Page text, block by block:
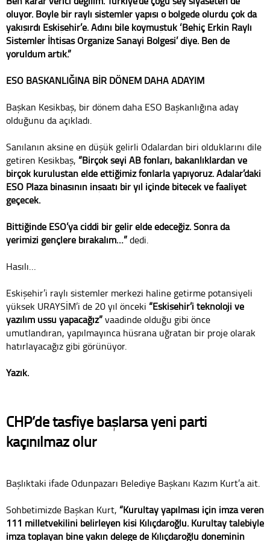
oluyor. Böyle bir raylı sistemler yapısı o bölgede olurdu çok da
yakışırdı Eskişehir’e. Adını bile koymuştuk ‘Behiç Erkin Raylı
Sistemler İhtisas Organize Sanayi Bölgesi’ diye. Ben de
yoruldum artık.”
ESO BAŞKANLIĞINA BİR DÖNEM DAHA ADAYIM
Başkan Kesikbaş, bir dönem daha ESO Başkanlığına aday
olduğunu da açıkladı.
Sanılanın aksine en düşük gelirli Odalardan biri olduklarını dile
getiren Kesikbaş, “Birçok şeyi AB fonları, bakanlıklardan ve
birçok kuruluştan elde ettiğimiz fonlarla yapıyoruz. Adalar’daki
ESO Plaza binasının inşaatı bir yıl içinde bitecek ve faaliyet
geçecek.
Bittiğinde ESO’ya ciddi bir gelir elde edeceğiz. Sonra da
yerimizi gençlere bırakalım…”dedi.
Hasılı…
Eskişehir’i raylı sistemler merkezi haline getirme potansiyeli
yüksek URAYSİM’i de 20 yıl önceki “Eskişehir’i teknoloji ve
yazılım üssü yapacağız”vaadinde olduğu gibi önce
umutlandıran, yapılmayınca hüsrana uğratan bir proje olarak
hatırlayacağız gibi görünüyor.
Yazık.
CHP’de tasfiye başlarsa yeni parti
kaçınılmaz olur
Başlıktaki ifade Odunpazarı Belediye Başkanı Kazım Kurt’a ait.
Sohbetimizde Başkan Kurt, “Kurultay yapılması için imza veren
111 milletvekilini belirleyen kişi Kılıçdaroğlu. Kurultay talebiyle
imza toplayan bine yakın delege de Kılıçdaroğlu döneminin